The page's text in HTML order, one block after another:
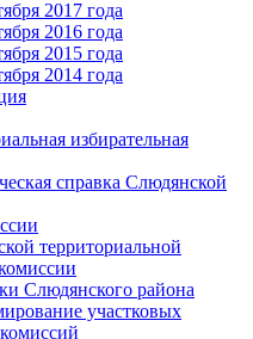
2017 года
2016 года
2015 года
2014 года
избирательная
справка Слюдянской
территориальной
Слюдянского района
участковых